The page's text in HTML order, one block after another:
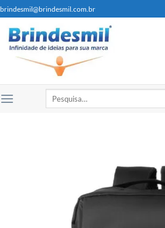
brindesmil@brindesmil.com.br